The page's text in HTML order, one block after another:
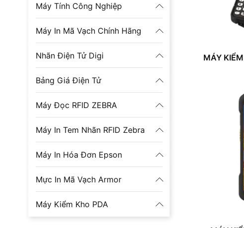
Máy Tính Công Nghiệp
Máy In Mã Vạch Chính Hãng
Nhãn Điện Tử Digi
Bảng Giá Điện Tử
Máy Đọc RFID ZEBRA
Máy In Tem Nhãn RFID Zebra
Máy In Hóa Đơn Epson
Mực In Mã Vạch Armor
Máy Kiểm Kho PDA
MÁY